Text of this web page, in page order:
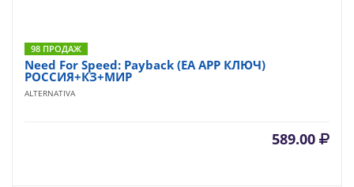
98 ПРОДАЖ
Need For Speed: Payback (EA APP КЛЮЧ)
РОССИЯ+КЗ+МИР
ALTERNATIVA
589.00